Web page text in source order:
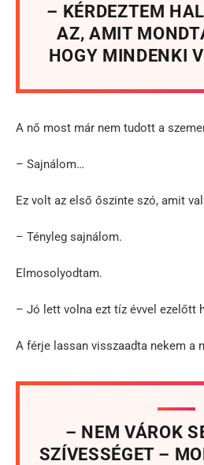
– KÉRDEZTEM
AZ, AMIT
HOGY MINDENKI
A nő most már nem tudott a
– Sajnálom…
Ez volt az első őszinte szó, amit
– Tényleg sajnálom.
Elmosolyodtam.
– Jó lett volna ezt tíz évvel ezelőtt
A férje lassan visszaadta nekem a
– NEM VÁROK
SZÍVESSÉGET –